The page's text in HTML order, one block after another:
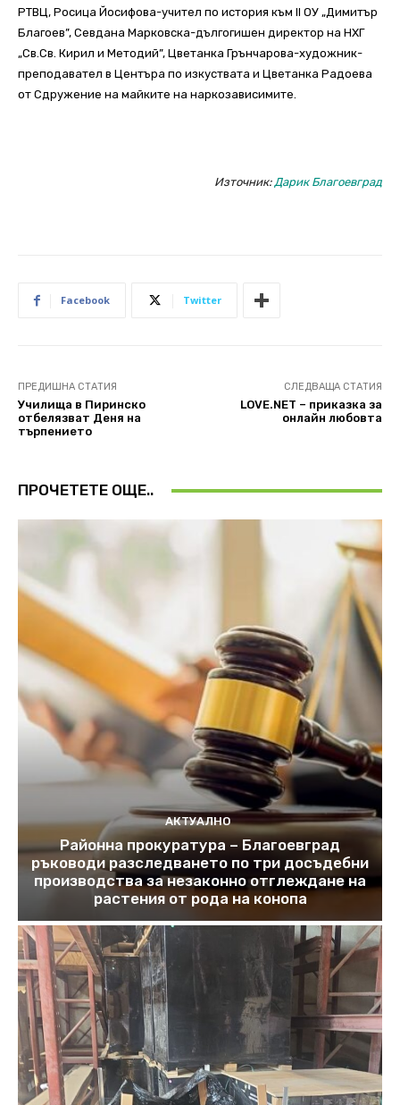
РТВЦ, Росица Йосифова-учител по история към II ОУ „Димитър
Благоев”, Севдана Марковска-дългогишен директор на НХГ
„Св.Св. Кирил и Методий”, Цветанка Грънчарова-художник-
преподавател в Центъра по изкуствата и Цветанка Радоева
от Сдружение на майките на наркозависимите.
Източник:Дарик Благоевград
Facebook Twitter
ПРЕДИШНА СТАТИЯ
Училища в Пиринско
отбелязват Деня на
търпението
СЛЕДВАЩА СТАТИЯ
LOVE.NET – приказка за
онлайн любовта
ПРОЧЕТЕТЕ ОЩЕ..
АКТУАЛНО
Районна прокуратура – Благоевград
ръководи разследването по три досъдебни
производства за незаконно отглеждане на
растения от рода на конопа